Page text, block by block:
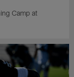
Camp at